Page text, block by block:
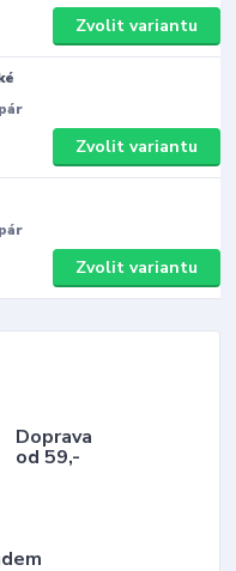
Zvolit variantu
Zvolit variantu
Zvolit variantu
Doprava
od 59,-